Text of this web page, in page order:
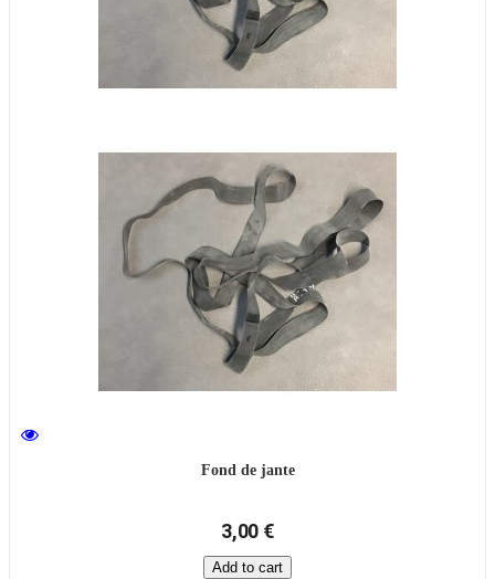
Fond de jante
3,00 €
Add to cart